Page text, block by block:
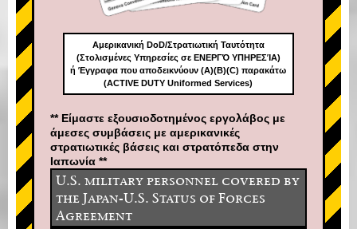
Αμερικανική DoD/Στρατιωτική Ταυτότητα
(Στολισμένες Υπηρεσίες σε ΕΝΕΡΓΌ ΥΠΗΡΕΣΊΑ)
ή Έγγραφα που αποδεικνύουν (A)(B)(C) παρακάτω
(ACTIVE DUTY Uniformed Services)
** Είμαστε εξουσιοδοτημένος εργολάβος με
άμεσες συμβάσεις με αμερικανικές
στρατιωτικές βάσεις και στρατόπεδα στην
Ιαπωνία **
U.S. military personnel covered by
the Japan-U.S. Status of Forces
Agreement